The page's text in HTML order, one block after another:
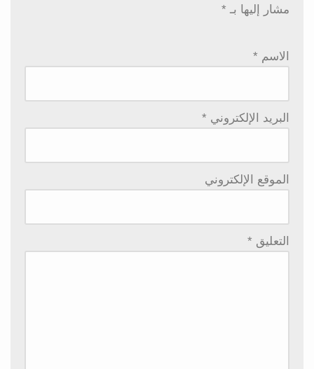
مشار إليها بـ *
الاسم *
البريد الإلكتروني *
الموقع الإلكتروني
التعليق *